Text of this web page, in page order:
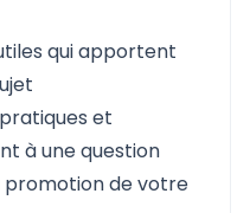
qui apportent
et
à une question
de votre